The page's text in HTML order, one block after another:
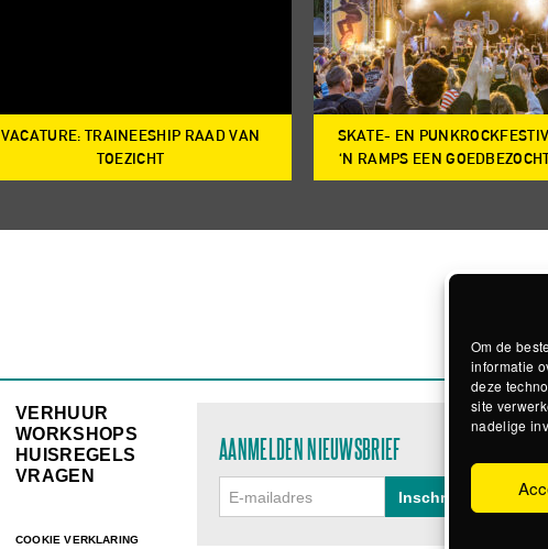
Om de
informatie
deze
site
nadelige
VACATURE: TRAINEESHIP RAAD VAN
TOEZICHT
SKATE- EN
‘N RAMPS EEN
VERHUUR
WORKSHOPS
HUISREGELS
VRAGEN
COOKIE VERKLARING
AANMELDEN NIEUWSBRIEF